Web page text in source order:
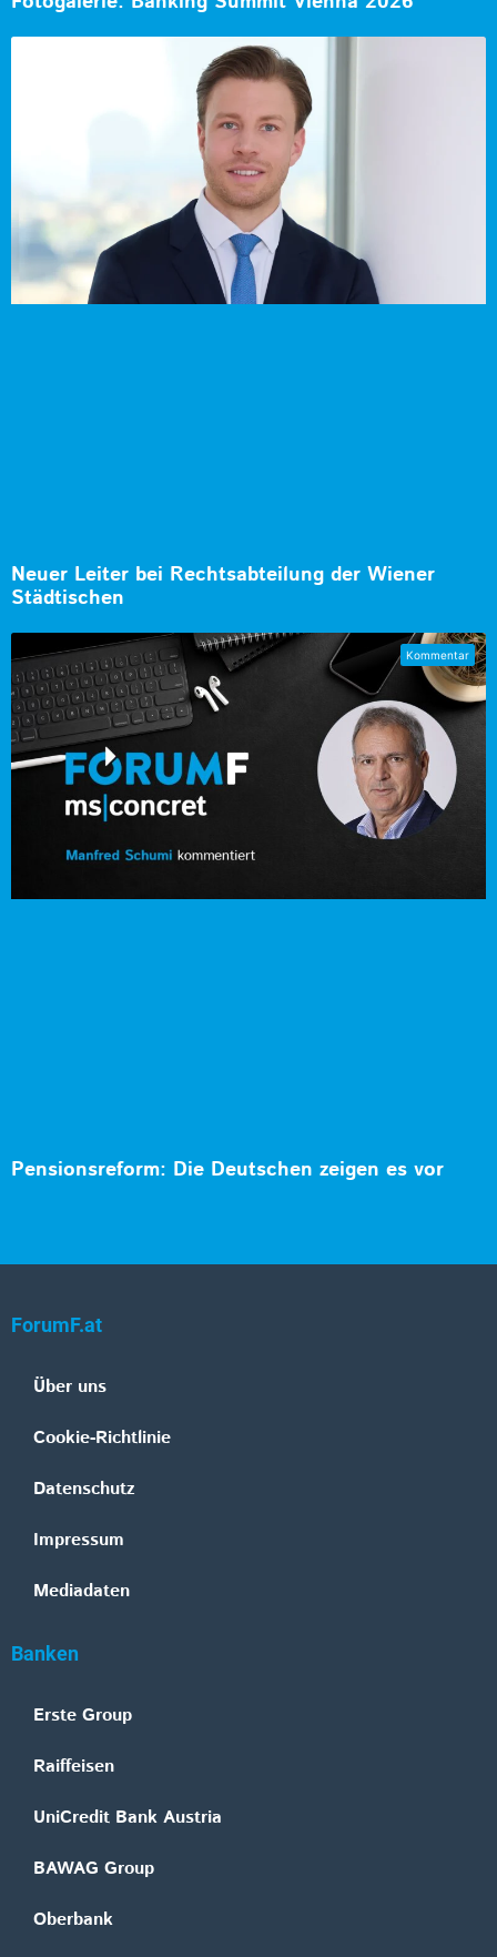
Neuer Leiter bei Rechtsabteilung der Wiener
Städtischen
Pensionsreform: Die Deutschen zeigen es vor
ForumF.at
Über uns
Cookie-Richtlinie
Datenschutz
Impressum
Mediadaten
Banken
Erste Group
Raiffeisen
UniCredit Bank Austria
BAWAG Group
Oberbank